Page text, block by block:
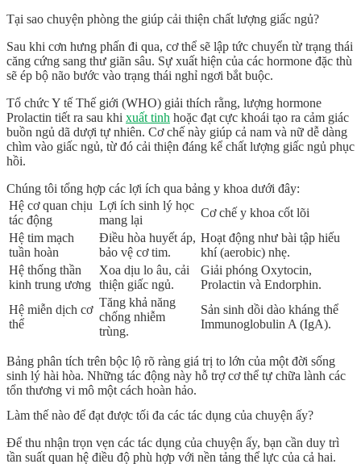
Tại sao chuyện phòng the giúp cải thiện chất lượng giấc ngủ?
Sau khi cơn hưng phấn đi qua, cơ thể sẽ lập tức chuyển từ trạng thái
căng cứng sang thư giãn sâu. Sự xuất hiện của các hormone đặc thù
sẽ ép bộ não bước vào trạng thái nghỉ ngơi bắt buộc.
Tổ chức Y tế Thế giới (WHO) giải thích rằng, lượng hormone
Prolactin tiết ra sau khi xuất tinh hoặc đạt cực khoái tạo ra cảm giác
buồn ngủ dã dượi tự nhiên. Cơ chế này giúp cả nam và nữ dễ dàng
chìm vào giấc ngủ, từ đó cải thiện đáng kể chất lượng giấc ngủ phục
hồi.
Chúng tôi tổng hợp các lợi ích qua bảng y khoa dưới đây:
Hệ cơ quan chịu
tác động
Lợi ích sinh lý học
mang lại
Cơ chế y khoa cốt lõi
Hệ tim mạch
tuần hoàn
Điều hòa huyết áp,
bảo vệ cơ tim.
Hoạt động như bài tập hiếu
khí (aerobic) nhẹ.
Hệ thống thần
kinh trung ương
Xoa dịu lo âu, cải
thiện giấc ngủ.
Giải phóng Oxytocin,
Prolactin và Endorphin.
Hệ miễn dịch cơ
thể
Tăng khả năng
chống nhiễm
trùng.
Sản sinh dồi dào kháng thể
Immunoglobulin A (IgA).
Bảng phân tích trên bộc lộ rõ ràng giá trị to lớn của một đời sống
sinh lý hài hòa. Những tác động này hỗ trợ cơ thể tự chữa lành các
tổn thương vi mô một cách hoàn hảo.
Làm thế nào để đạt được tối đa các tác dụng của chuyện ấy?
Để thu nhận trọn vẹn các tác dụng của chuyện ấy, bạn cần duy trì
tần suất quan hệ điều độ phù hợp với nền tảng thể lực của cả hai.